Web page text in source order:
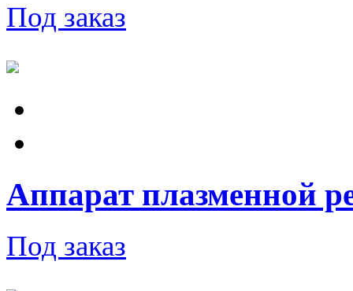
Под заказ
Аппарат плазменной
Под заказ